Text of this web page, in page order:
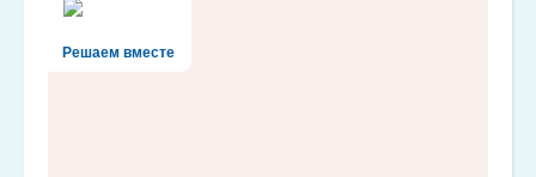
Решаем вместе